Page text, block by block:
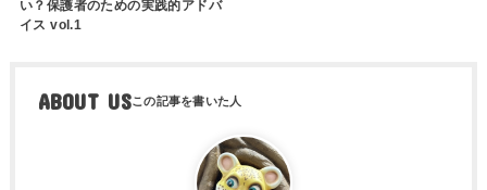
い？保護者のための実践的アドバ
イス vol.1
ABOUT US